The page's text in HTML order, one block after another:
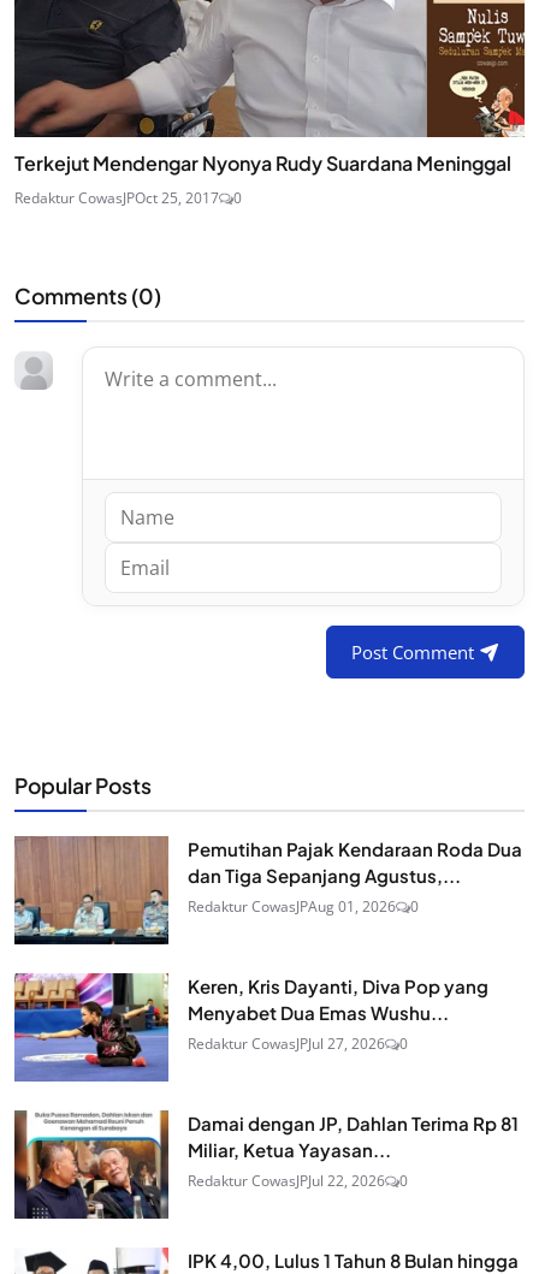
Terkejut Mendengar Nyonya Rudy Suardana Meninggal
Redaktur CowasJPOct 25, 2017 0
Comments (0)
Post Comment
Popular Posts
Pemutihan Pajak Kendaraan Roda Dua
dan Tiga Sepanjang Agustus,...
Redaktur CowasJPAug 01, 2026 0
Keren, Kris Dayanti, Diva Pop yang
Menyabet Dua Emas Wushu...
Redaktur CowasJPJul 27, 2026 0
Damai dengan JP, Dahlan Terima Rp 81
Miliar, Ketua Yayasan...
Redaktur CowasJPJul 22, 2026 0
IPK 4,00, Lulus 1 Tahun 8 Bulan hingga